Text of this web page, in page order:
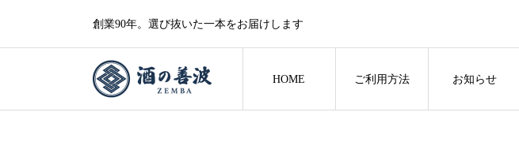
創業90年。選び抜いた一本をお届けします
HOME ご利用方法 お知らせ